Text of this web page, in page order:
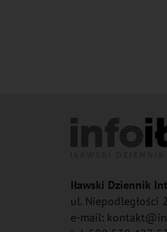
Iławski Dziennik
ul. Niepodległości
e-mail: